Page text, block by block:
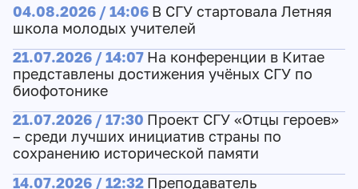
04.08.2026 / 14:06 В СГУ стартовала Летняя
школа молодых учителей
21.07.2026 / 14:07 На конференции в Китае
представлены достижения учёных СГУ по
биофотонике
21.07.2026 / 17:30 Проект СГУ «Отцы героев»
– среди лучших инициатив страны по
сохранению исторической памяти
14.07.2026 / 12:32 Преподаватель